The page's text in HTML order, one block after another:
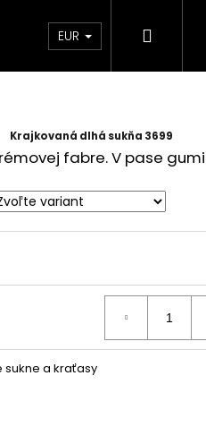
EUR
Krajkovaná dlhá sukňa 3699
fabre. V pase
sukne a kraťasy